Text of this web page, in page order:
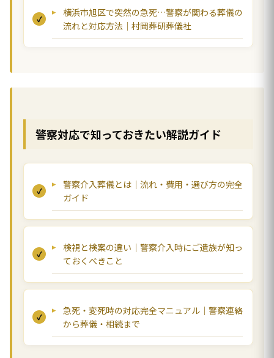
横浜市旭区で突然の急死…警察が関わる葬儀の
流れと対応方法｜村岡葬研葬儀社
警察対応で知っておきたい解説ガイド
警察介入葬儀とは｜流れ・費用・選び方の完全
ガイド
検視と検案の違い｜警察介入時にご遺族が知っ
ておくべきこと
急死・変死時の対応完全マニュアル｜警察連絡
から葬儀・相続まで